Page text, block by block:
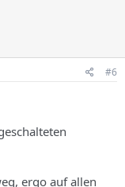
#6
ergo auf allen